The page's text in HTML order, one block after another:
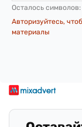
Осталось символов:
Авторизуйтесь,
материалы